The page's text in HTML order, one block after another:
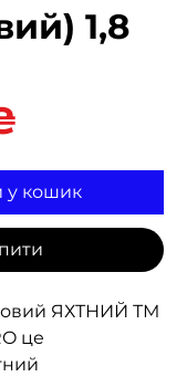
1,8
у кошик
ЯХТНИЙ ТМ
це